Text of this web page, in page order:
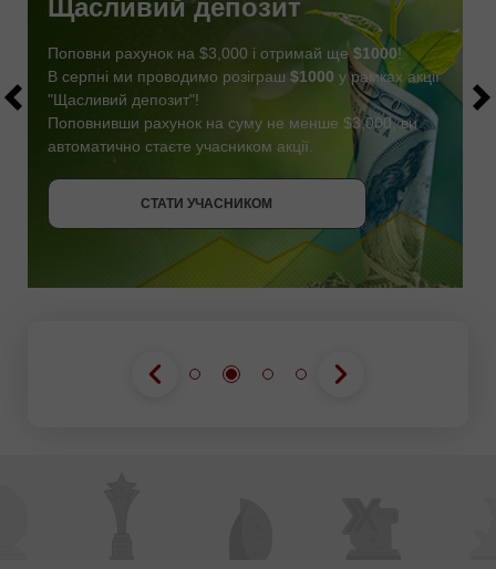
СТАТИ УЧАСНИКОМ
Щасливий депозит
Поповни рахунок на $3,000 і отримай ще$1000!
В серпні ми проводимо розіграш $1000 у рамках акції
"Щасливий депозит"!
Поповнивши рахунок на суму не менше $3,000, ви
автоматично стаєте учасником акції.
СТАТИ УЧАСНИКОМ